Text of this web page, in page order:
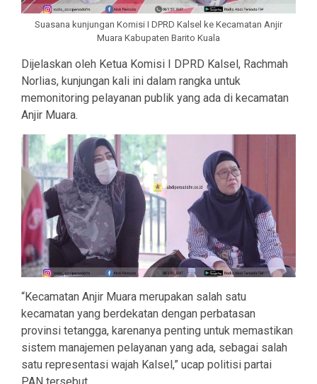
Suasana kunjungan Komisi I DPRD Kalsel ke Kecamatan Anjir
Muara Kabupaten Barito Kuala
Dijelaskan oleh Ketua Komisi I DPRD Kalsel, Rachmah
Norlias, kunjungan kali ini dalam rangka untuk
memonitoring pelayanan publik yang ada di kecamatan
Anjir Muara.
“Kecamatan Anjir Muara merupakan salah satu
kecamatan yang berdekatan dengan perbatasan
provinsi tetangga, karenanya penting untuk memastikan
sistem manajemen pelayanan yang ada, sebagai salah
satu representasi wajah Kalsel,” ucap politisi partai